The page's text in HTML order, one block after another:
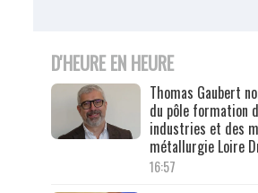
D'HEURE EN HEURE
Thomas Gaubert
du pôle formation
industries et des
métallurgie Loire
16:57